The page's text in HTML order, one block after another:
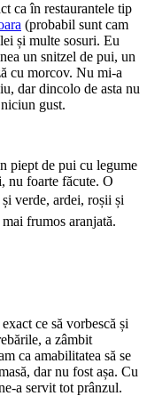
ca în restaurantele tip
(probabil sunt cam
și multe sosuri. Eu
un snitzel de pui, un
cu morcov. Nu mi-a
dar dincolo de asta nu
gust.
piept de pui cu legume
nu foarte făcute. O
verde, ardei, roșii și
frumos aranjată.
ce să vorbescă și
a zâmbit
ca amabilitatea să se
dar nu fost așa. Cu
a servit tot prânzul.